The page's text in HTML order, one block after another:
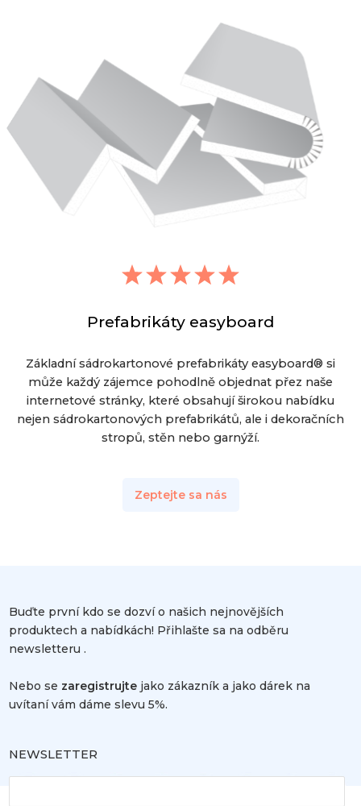
Prefabrikáty easyboard
Základní sádrokartonové prefabrikáty easyboard® si
může každý zájemce pohodlně objednat přez naše
internetové stránky, které obsahují širokou nabídku
nejen sádrokartonových prefabrikátů, ale i dekoračních
stropů, stěn nebo garnýží.
Zeptejte sa nás
Buďte první kdo se dozví o našich nejnovějších
produktech a nabídkách! Přihlašte sa na odběru
newsletteru .
Nebo se zaregistrujte jako zákazník a jako dárek na
uvítaní vám dáme slevu 5%.
NEWSLETTER